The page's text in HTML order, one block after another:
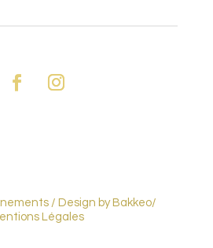
/ Design by Bakkeo/
Légales